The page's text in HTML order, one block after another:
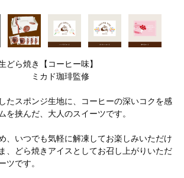
ら焼き【コーヒー味】
琲監修
たスポンジ生地に、コーヒーの深いコクを感
を挟んだ、大人のスイーツです。
、いつでも気軽に解凍してお楽しみいただけ
、どら焼きアイスとしてお召し上がりいただ
ツです。